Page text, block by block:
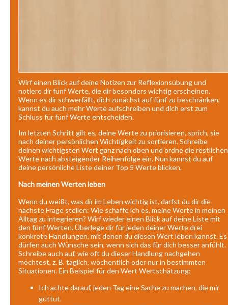
Wirf einen Blick auf deine Notizen zur Reflexionsübung und
notiere dir fünf Werte, die dir besonders wichtig erscheinen.
Wenn es dir schwerfällt, dich zunächst auf fünf zu beschränken,
kannst du auch mehr Werte aufschreiben und dich erst zum
Schluss für fünf Werte entscheiden.
Im letzten Schritt gilt es, deine Werte zu priorisieren, sprich, sie
nach deiner persönlichen Wichtigkeit zu sortieren. Schreibe
deinen wichtigsten Wert ganz nach oben und ordne die restlichen
Werte nach absteigender Reihenfolge ein. Nun kannst du auf
deine persönliche Liste deiner Top 5 Werte blicken.
Nach meinen Werten leben
Wenn du weißt, was dir im Leben wichtig ist, darfst du dir die
nächste Frage stellen: Wie schaffe ich es, meine Werte in meinen
Alltag zu integrieren? Wirf wieder einen Blick auf deine Liste mit
den fünf Werten. Überlege dir für jeden deiner Werte drei
konkrete Handlungen, mit denen du diesen Wert leben kannst. Es
dürfen auch Wünsche sein, wenn sich das für dich besser anfühlt.
Schreibe auch auf, wie oft du dieser Handlung nachgehen
möchtest, z. B. täglich, wöchentlich oder nur in bestimmten
Situationen. Ein Beispiel für den Wert Wertschätzung:
Ich achte darauf, jeden Tag eine Sache zu machen, die mir
guttut.